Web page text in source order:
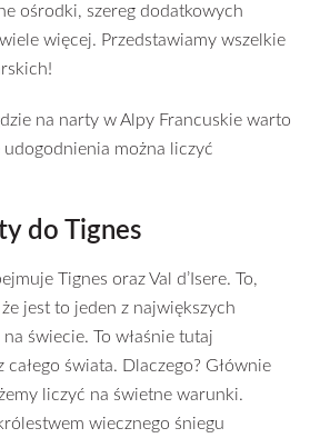
ośrodki, szereg dodatkowych
więcej. Przedstawiamy wszelkie
na narty w Alpy Francuskie warto
można liczyć
do Tignes
Tignes oraz Val d’Isere. To,
jest to jeden z największych
świecie. To właśnie tutaj
świata. Dlaczego? Głównie
liczyć na świetne warunki.
wiecznego śniegu